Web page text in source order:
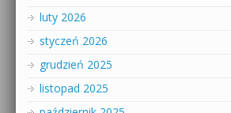
luty 2026
styczeń 2026
grudzień 2025
listopad 2025